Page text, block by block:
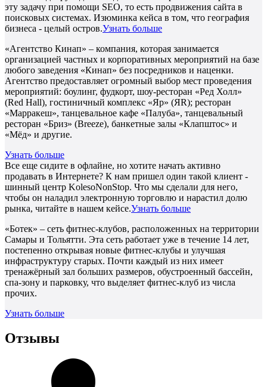
эту задачу при помощи SEO, то есть продвижения сайта в
поисковых системах. Изюминка кейса в том, что география
бизнеса - целый остров.Узнать больше
«Агентство Кинап» – компания, которая занимается
организацией частных и корпоративных мероприятий на базе
любого заведения «Кинап» без посредников и наценки.
Агентство предоставляет огромный выбор мест проведения
мероприятий: боулинг, фудкорт, шоу-ресторан «Ред Холл»
(Red Hall), гостиничный комплекс «Яр» (ЯR); ресторан
«Марракеш», танцевальное кафе «Палуба», танцевальный
ресторан «Бриз» (Breeze), банкетные залы «Клапштос» и
«Мёд» и другие.
Узнать больше
Все еще сидите в офлайне, но хотите начать активно
продавать в Интернете? К нам пришел один такой клиент -
шинный центр KolesoNonStop. Что мы сделали для него,
чтобы он наладил электронную торговлю и нарастил долю
рынка, читайте в нашем кейсе.Узнать больше
«Ботек» – сеть фитнес-клубов, расположенных на территории
Самары и Тольятти. Эта сеть работает уже в течение 14 лет,
постепенно открывая новые фитнес-клубы и улучшая
инфраструктуру старых. Почти каждый из них имеет
тренажёрный зал больших размеров, обустроенный бассейн,
спа-зону и парковку, что выделяет фитнес-клуб из числа
прочих.
Узнать больше
Отзывы